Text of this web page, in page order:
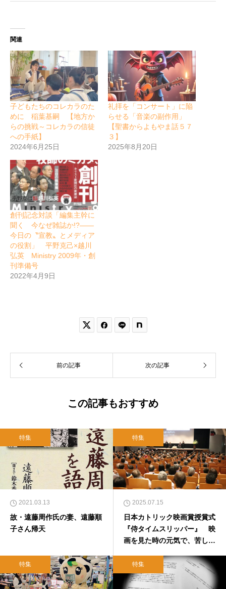
関連
子どもたちのコレカラのた
めに 稲葉基嗣 【地方か
らの挑戦～コレカラの信徒
への手紙】
2024年6月25日
礼拝を「コンサート」に陥
らせる「音楽の副作用」
【聖書からよもやま話５７
３】
2025年8月20日
創刊記念対談「編集主幹に
聞く 今なぜ雑誌か!?――
今日の〝宣教〟とメディア
の役割」 平野克己×越川
弘英 Ministry 2009年・創
刊準備号
2022年4月9日
 
前の記事 次の記事
この記事もおすすめ
特集
2021.03.13
故・遠藤周作氏の妻、遠藤順
子さん帰天
特集
2025.07.15
日本カトリック映画賞授賞式
『侍タイムスリッパー』 映
画を見た時の元気で、苦しい
特集 特集